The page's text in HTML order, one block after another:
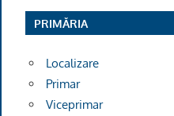
PRIMĂRIA
Localizare
Primar
Viceprimar